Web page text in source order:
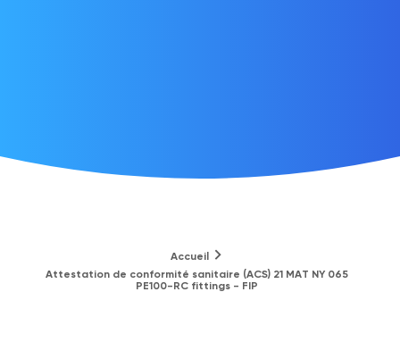
Accueil
Attestation de conformité sanitaire (ACS) 21 MAT NY 065
PE100-RC fittings - FIP